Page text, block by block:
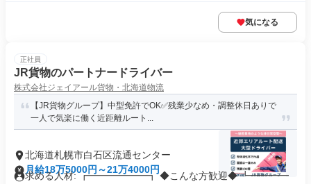
気になる
正社員
JR貨物のパートナードライバー
株式会社ジェイアール貨物・北海道物流
【JR貨物グループ】中型免許でOK✅残業少なめ・調整休日ありで
一人で気楽に働く近距離ルート...
北海道札幌市白石区流通センター
月給18万5000円～21万4000円
求める人材: ┏━━━━━━┓ ◆こんな方歓迎◆ ┗━━━━